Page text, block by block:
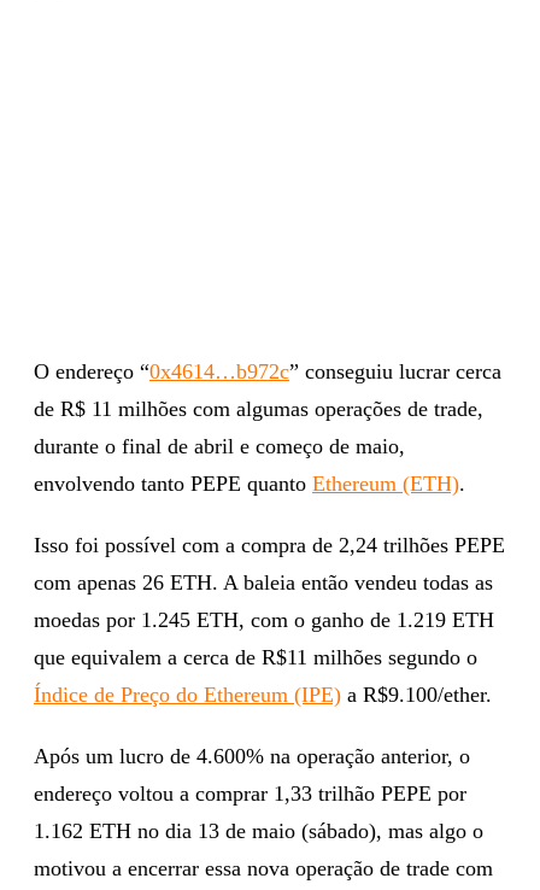
O endereço “0x4614…b972c” conseguiu lucrar cerca
de R$ 11 milhões com algumas operações de trade,
durante o final de abril e começo de maio,
envolvendo tanto PEPE quanto Ethereum (ETH).
Isso foi possível com a compra de 2,24 trilhões PEPE
com apenas 26 ETH. A baleia então vendeu todas as
moedas por 1.245 ETH, com o ganho de 1.219 ETH
que equivalem a cerca de R$11 milhões segundo o
Índice de Preço do Ethereum (IPE) a R$9.100/ether.
Após um lucro de 4.600% na operação anterior, o
endereço voltou a comprar 1,33 trilhão PEPE por
1.162 ETH no dia 13 de maio (sábado), mas algo o
motivou a encerrar essa nova operação de trade com